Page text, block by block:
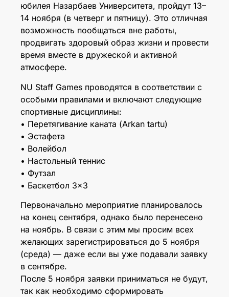
юбилея Назарбаев Университета, пройдут 13–
14 ноября (в четверг и пятницу). Это отличная
возможность пообщаться вне работы,
продвигать здоровый образ жизни и провести
время вместе в дружеской и активной
атмосфере.
NU Staff Games проводятся в соответствии с
особыми правилами и включают следующие
спортивные дисциплины:
• Перетягивание каната (Arkan tartu)
• Эстафета
• Волейбол
• Настольный теннис
• Футзал
• Баскетбол 3×3
Первоначально мероприятие планировалось
на конец сентября, однако было перенесено
на ноябрь. В связи с этим мы просим всех
желающих зарегистрироваться до 5 ноября
(среда) — даже если вы уже подавали заявку
в сентябре.
После 5 ноября заявки приниматься не будут,
так как необходимо сформировать